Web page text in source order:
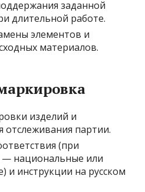
заданной
длительной работе.
элементов и
материалов.
изделий и
отслеживания партии.
(при
— национальные или
и инструкции на русском